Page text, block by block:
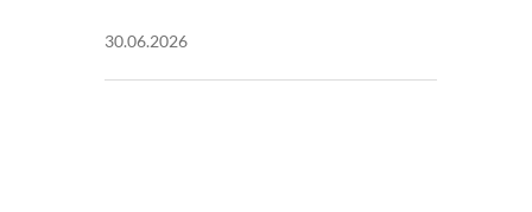
30.06.2026